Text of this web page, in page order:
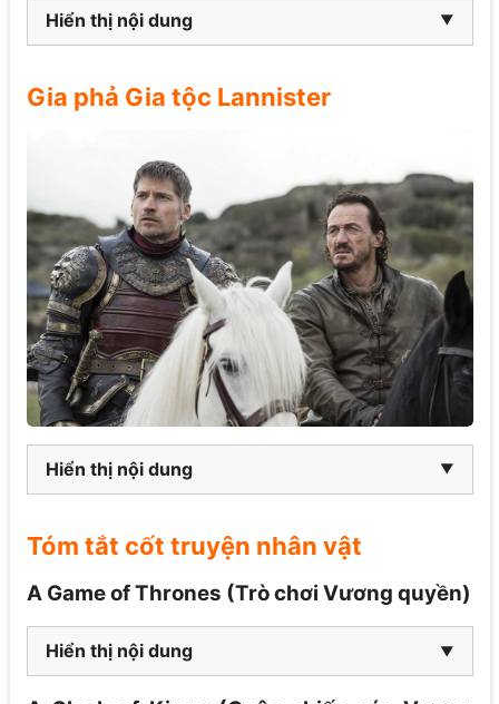
Hiển thị nội dung
Gia phả Gia tộc Lannister
Hiển thị nội dung
Tóm tắt cốt truyện nhân vật
A Game of Thrones (Trò chơi Vương quyền)
Hiển thị nội dung